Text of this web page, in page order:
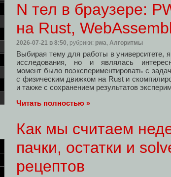
N тел в браузере:
на Rust,
2026-07-21 в 8:50, рубрики: pwa, Алгоритмы
Выбирая тему для работы в университете,
исследования, но и являлась
момент было поэкспериментировать с
с физическим движком на Rust и
и также с сохранением результатов
Читать полностью »
Как мы считаем
пачки, остатки и
рецептов